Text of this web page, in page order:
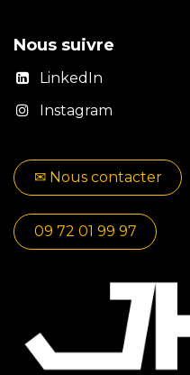
Nous suivre
LinkedIn
Instagram
✉​​ No​​​​us contacter
09 72 01 99 97